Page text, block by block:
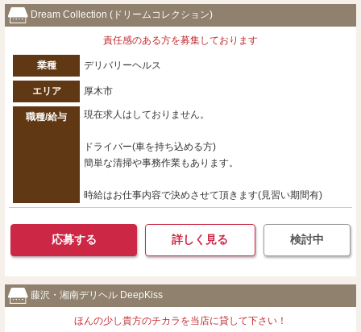
Dream Collection (ドリームコレクション)
責任感のある方を募集しております
業種 デリバリーヘルス
エリア 厚木市
職種/給与 現在求人はしておりません。
ドライバー(車を持ち込める方)
簡単な清掃や事務作業もあります。
時給はお仕事内容で決めさせて頂きます(見習い期間有)
応募する 詳しく見る 検討中
藤沢・湘南デリヘル DeepKiss
ほんの少し貴方のチカラを当店に貸して下さい！